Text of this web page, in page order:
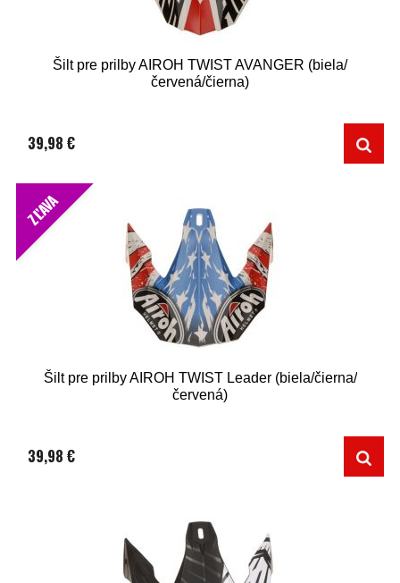
Šilt pre prilby AIROH TWIST AVANGER (biela/
červená/čierna)
39,98 €
ZĽAVA
Šilt pre prilby AIROH TWIST Leader (biela/čierna/
červená)
39,98 €